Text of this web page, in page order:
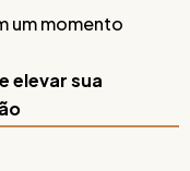
um momento
elevar sua